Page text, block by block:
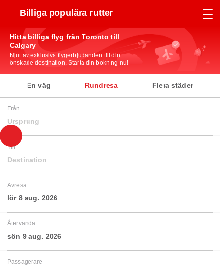
Billiga populära rutter
Hitta billiga flyg från Toronto till
Calgary
Njut av exklusiva flygerbjudanden till din
önskade destination. Starta din bokning nu!
En väg Rundresa Flera städer
Från
Ursprung
Till
Destination
Avresa
lör 8 aug. 2026
Återvända
sön 9 aug. 2026
Passagerare